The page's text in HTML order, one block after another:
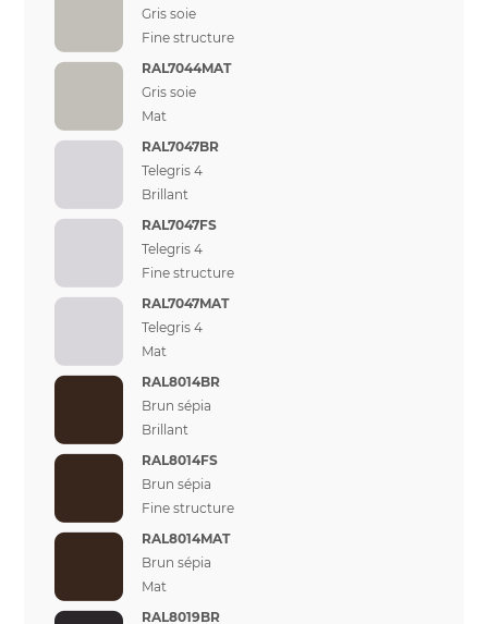
Gris soie
Fine structure
RAL7044MAT
Gris soie
Mat
RAL7047BR
Telegris 4
Brillant
RAL7047FS
Telegris 4
Fine structure
RAL7047MAT
Telegris 4
Mat
RAL8014BR
Brun sépia
Brillant
RAL8014FS
Brun sépia
Fine structure
RAL8014MAT
Brun sépia
Mat
RAL8019BR